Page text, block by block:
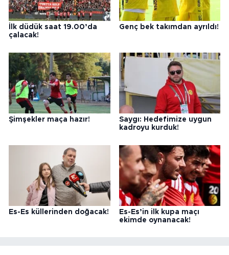
İlk düdük saat 19.00’da
çalacak!
Genç bek takımdan ayrıldı!
Şimşekler maça hazır!
Saygı: Hedefimize uygun
kadroyu kurduk!
Es-Es küllerinden doğacak!
Es-Es’in ilk kupa maçı
ekimde oynanacak!